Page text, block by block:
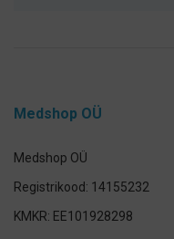
Medshop OÜ
Medshop OÜ
Registrikood: 14155232
KMKR: EE101928298